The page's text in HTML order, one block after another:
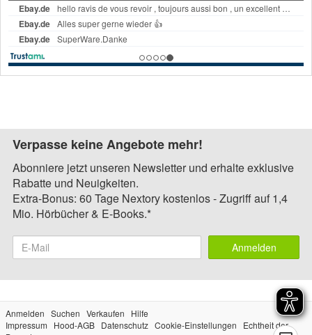
Verpasse keine Angebote mehr!
Abonniere jetzt unseren Newsletter und erhalte exklusive
Rabatte und Neuigkeiten.
Extra-Bonus: 60 Tage Nextory kostenlos - Zugriff auf 1,4
Mio. Hörbücher & E-Books.*
Anmelden
Anmelden Suchen Verkaufen
Hilfe
Impressum
Hood-AGB Datenschutz Cookie-Einstellungen
Echtheit der